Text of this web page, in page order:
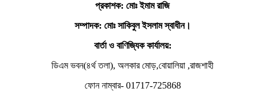
প্রকাশক: মোঃ ইমাম রাজি
সম্পাদক: মোঃ সাকিবুল ইসলাম স্বাধীন।
বার্তা ও বাণিজ্যিক কার্যালয়:
ডিএম ভবন(৪র্থ তলা), অলকার মোড়,বোয়ালিয়া ,রাজশাহী
ফোন নাম্বার- 01717-725868